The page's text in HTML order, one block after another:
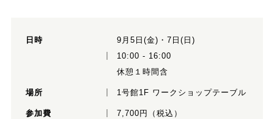
日時
9月5日(金)・7日(日)
10:00 - 16:00
休憩１時間含
場所 1号館1F ワークショップテーブル
参加費 7,700円（税込）